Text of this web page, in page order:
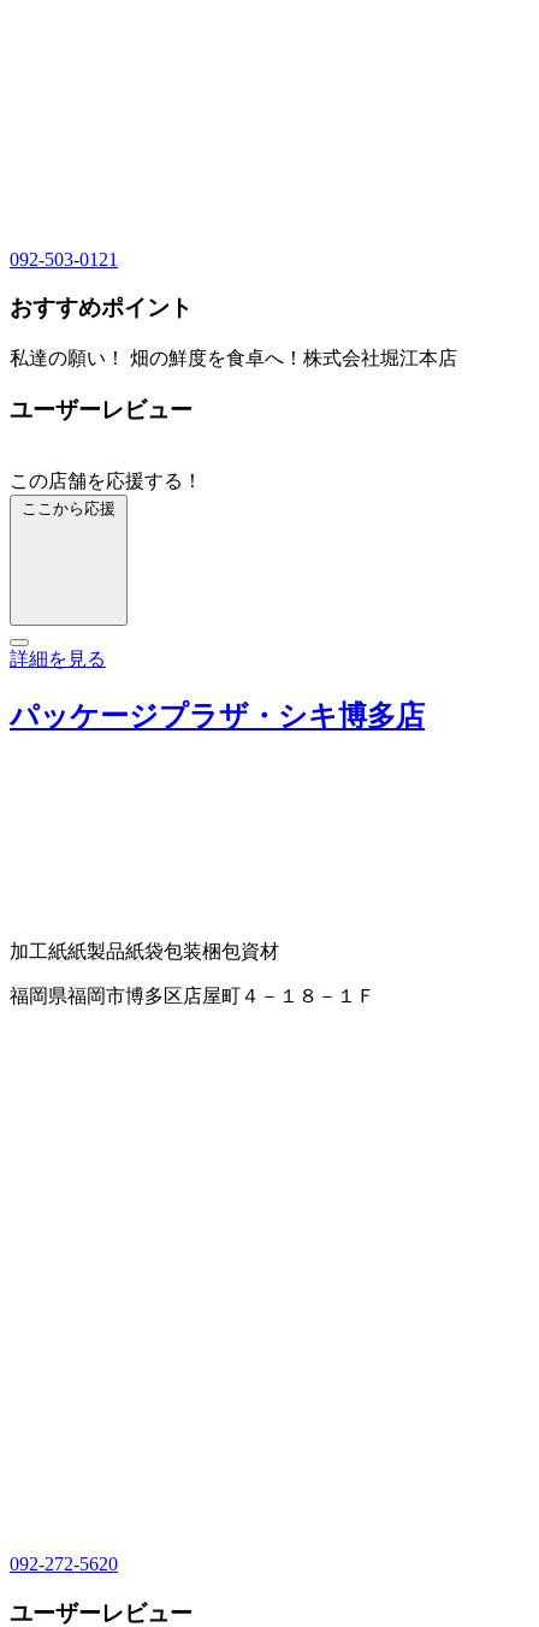
092-503-0121
おすすめポイント
私達の願い！ 畑の鮮度を食卓へ！株式会社堀江本店
ユーザーレビュー
この店舗を応援する！
ここから応援
詳細を見る
パッケージプラザ・シキ博多店
加工紙紙製品紙袋包装梱包資材
福岡県福岡市博多区店屋町４－１８－１Ｆ
092-272-5620
ユーザーレビュー